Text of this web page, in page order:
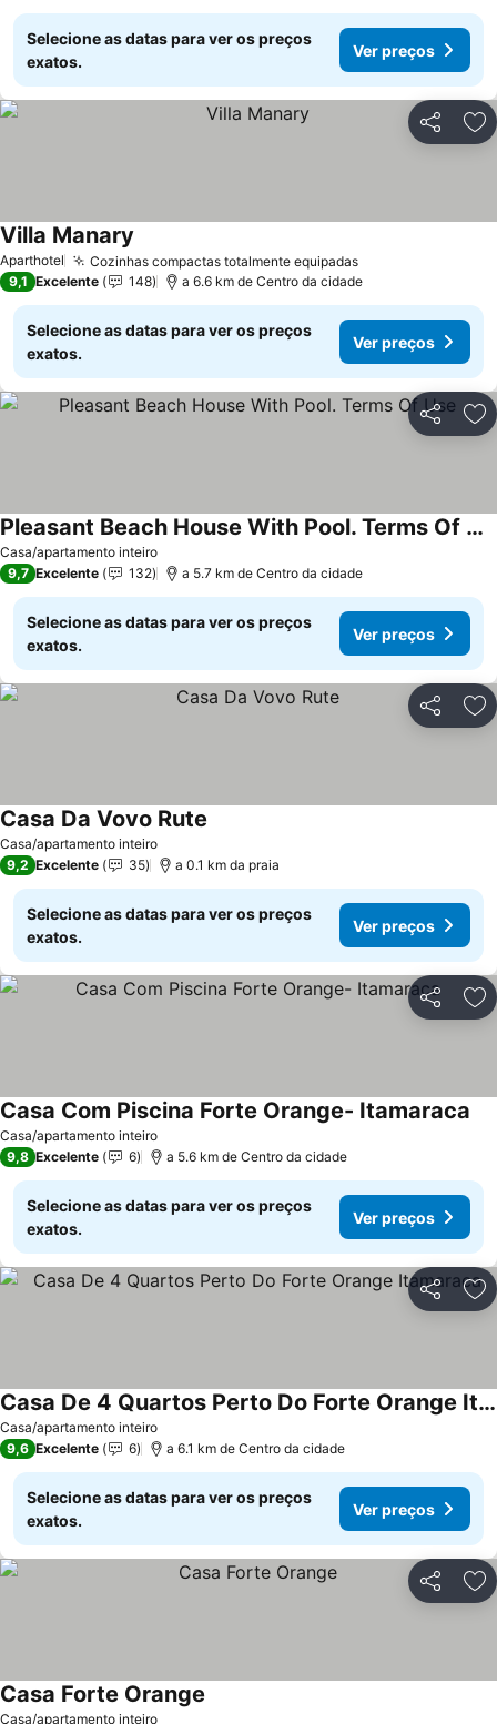
Selecione as datas para ver os preços
exatos.
Ver preços
Partilhar
Aparthotel Cozinhas compactas totalmente equipadasVer preços
Villa Manary
9,1 Excelente 148 a 6.6 km de Centro da cidade
Selecione as datas para ver os preços
exatos.
Ver preços
Partilhar
Casa/apartamento inteiro
Pleasant Beach House With Pool. Terms Of Use
Ver preços
9,7 Excelente 132 a 5.7 km de Centro da cidade
Selecione as datas para ver os preços
exatos.
Ver preços
Partilhar
Casa/apartamento inteiro
Casa Da Vovo Rute
9,2 Excelente 35 a 0.1 km da praia
Selecione as datas para ver os preços
exatos.
Ver preços
Partilhar
Casa/apartamento inteiro
Casa Com Piscina Forte Orange- Itamaraca
9,8 Excelente 6 a 5.6 km de Centro da cidade
Selecione as datas para ver os preços
exatos.
Ver preços
Partilhar
Casa/apartamento inteiro
Casa De 4 Quartos Perto Do Forte Orange Itamaraca
Ver preços
9,6 Excelente 6 a 6.1 km de Centro da cidade
Selecione as datas para ver os preços
exatos.
Ver preços
Partilhar
Casa/apartamento inteiro
Casa Forte Orange